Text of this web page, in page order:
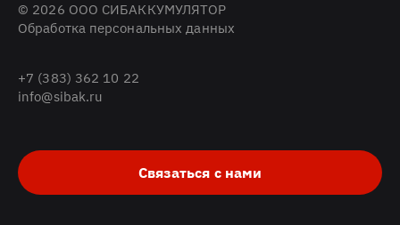
© 2026 ООО СИБАККУМУЛЯТОР
Обработка персональных данных
+7 (383) 362 10 22
info@sibak.ru
Связаться с нами